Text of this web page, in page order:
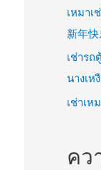
เหมา
新年
เช่าร
นางเห
เช่าเห
คว